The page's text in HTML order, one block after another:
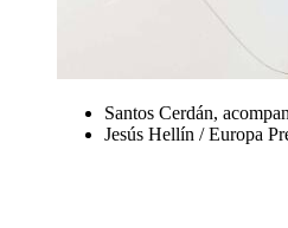
Santos Cerdán,
Jesús Hellín / Europa